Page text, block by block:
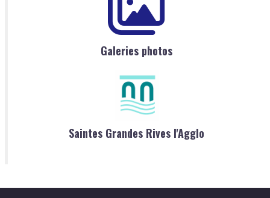
Galeries photos
Saintes Grandes Rives l'Agglo